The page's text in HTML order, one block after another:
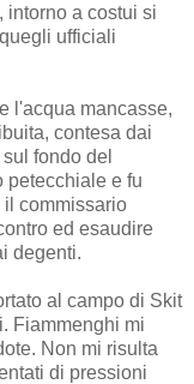
intorno a costui si
ufficiali
l'acqua mancasse,
contesa dai
fondo del
petecchiale e fu
il commissario
ed esaudire
degenti.
al campo di Skit
Fiammenghi mi
Non mi risulta
di pressioni